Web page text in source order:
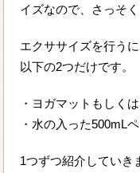
イズなので、さっそ
エクササイズを行う
以下の2つだけです。
・ヨガマットもしく
・水の入った500mL
1つずつ紹介していき